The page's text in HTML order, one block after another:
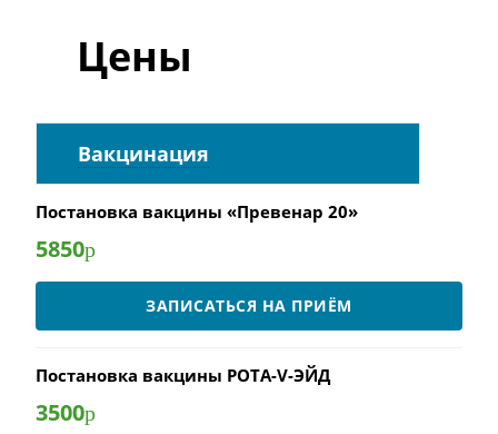
Цены
Вакцинация
Постановка вакцины «Превенар 20»
5850р
ЗАПИСАТЬСЯ НА ПРИЁМ
Постановка вакцины РОТА-V-ЭЙД
3500р